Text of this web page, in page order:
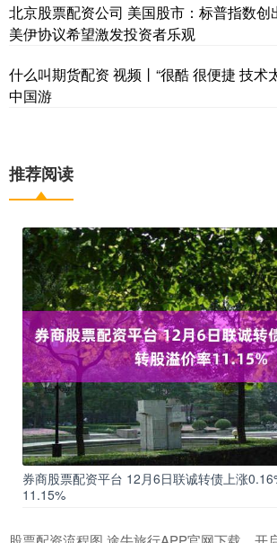
北京股票配资公司 美国股市：标普指数创
美伊协议希望激发投资者乐观
什么叫期货配资 视频丨“很酷 很便捷 技术
中国游
推荐阅读
券商股票配资平台 12月6日联诚转债上涨
11.15%